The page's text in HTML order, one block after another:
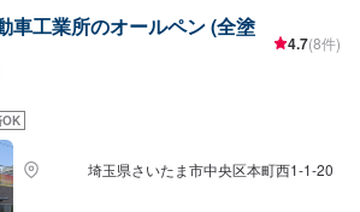
【塗料へのこだわり】松田自動車整備工場では、
するために、ベンツ等の高級車に使われるデュポ
おります。デュポン社はグローバルNo.1の自動車
はお申し付けください。※燃料代はお客様負担とな
きかねる場合がございます。【パーツについて】
！持ち込み希望の方▶️オファーにてお車とパーツ
ご購入希望の方▶️オファーにて車種情報をお送り
工業所のオールペン (全塗
4.7(8件)
OK
埼玉県さいたま市中央区本町西1-1-20